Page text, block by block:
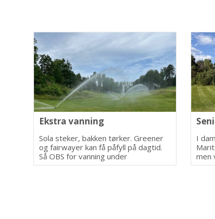
Ekstra vanning
Sola steker, bakken tørker. Greener
og fairwayer kan få påfyll på dagtid.
Så OBS for vanning under
runden.
I
men